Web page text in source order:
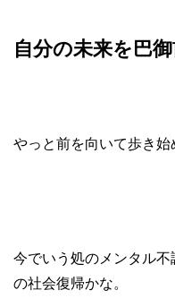
自分の未来を巴
やっと前を向いて歩き始
今でいう処のメンタル
の社会復帰かな。